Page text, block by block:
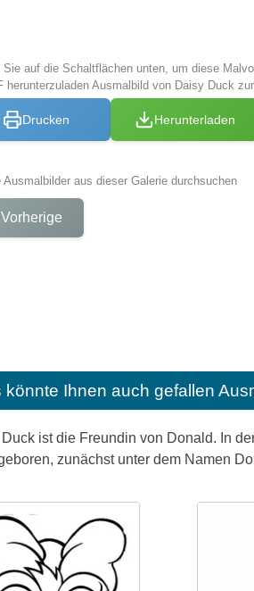
Sie auf die Schaltflächen unten, um diese
herunterzuladen Ausmalbild von Daisy Duck
Drucken Herunterladen
Ausmalbilder aus dieser Galerie durchsuchen
Vorherige
könnte Ihnen auch gefallen
ist die Freundin von Donald. In
zunächst unter dem Namen